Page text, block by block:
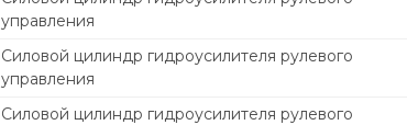
управления
Силовой цилиндр гидроусилителя рулевого
управления
Силовой цилиндр гидроусилителя рулевого